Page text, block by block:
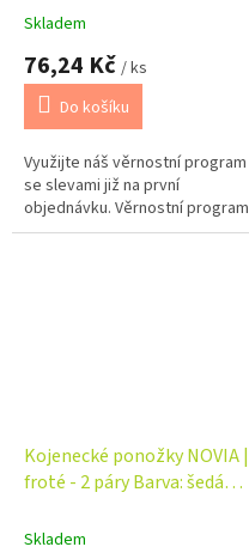
Skladem
76,24 Kč / ks
Do košíku
Využijte náš věrnostní program
se slevami již na první
objednávku. Věrnostní program
Kojenecké ponožky NOVIA |
froté - 2 páry Barva: šedá
Skladem